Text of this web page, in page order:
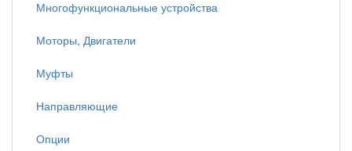
Многофункциональные устройства
Моторы, Двигатели
Муфты
Направляющие
Опции